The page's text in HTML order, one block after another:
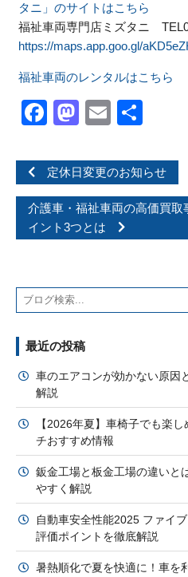
タニ」のサイトはこちら
福祉車両専門店ミズタニ
https://maps.app.goo.gl/
福祉車両のレンタルはこちら
Facebook
Mastodon
Email
定休日変更のお知らせ
介護車・福祉車両の高価買
イント3つとは
最近の投稿
車のエアコンが効かない原因
解説
【2026年夏】車椅子でも楽
チおすすめ情報
鈑金工場と板金工場の違いと
やすく解説
自動車安全性能2025 ファイ
評価ポイントを徹底解説
暑熱順化で夏を快適に！車を